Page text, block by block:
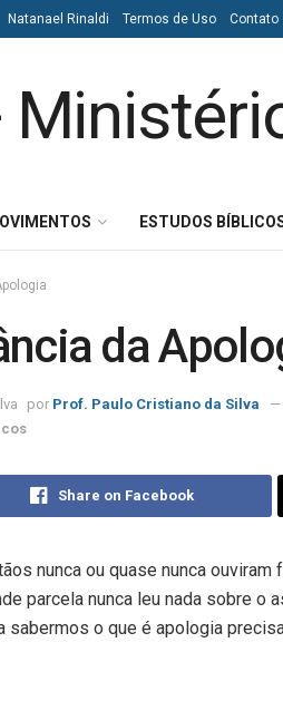
Natanael Rinaldi Termos de Uso Contato
ESTUDOS
da
por Prof. Paulo Cristiano da Silva
Share on Facebook
nunca ou quase nunca ouviram
parcela nunca leu nada sobre o
sabermos o que é apologia